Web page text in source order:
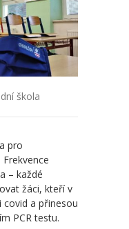
MŠ
MŠ
škola
pro
– každé
žáci, kteří v
covid a přinesou
PCR testu.